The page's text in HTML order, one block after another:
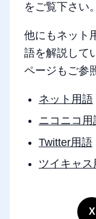
をご覧下さい。
他にもネット
語を解説して
ページもご参
ネット用語
ニコニコ用
Twitter用語
ツイキャス
X